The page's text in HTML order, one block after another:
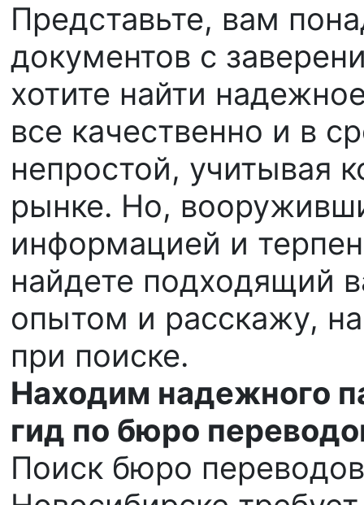
Представьте, вам
документов с
хотите найти
все качественно и в
непростой, учитывая
рынке. Но,
информацией и
найдете подходящий
опытом и расскажу,
при поиске.
Находим надежного
гид по бюро
Поиск бюро